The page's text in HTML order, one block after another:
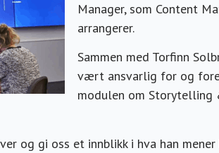
Manager, som Content
arrangerer.
Sammen med Torfinn
vært ansvarlig for og
modulen om Storytelling
og gi oss et innblikk i hva han